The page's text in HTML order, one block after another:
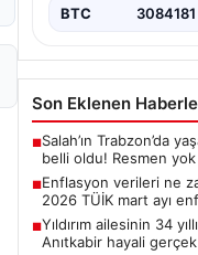
BTC 3084181
Son Eklenen
■Salah’ın Trabzon’da
belli oldu! Resmen
■Enflasyon verileri ne
2026 TÜİK mart ayı
■Yıldırım ailesinin 34
Anıtkabir hayali